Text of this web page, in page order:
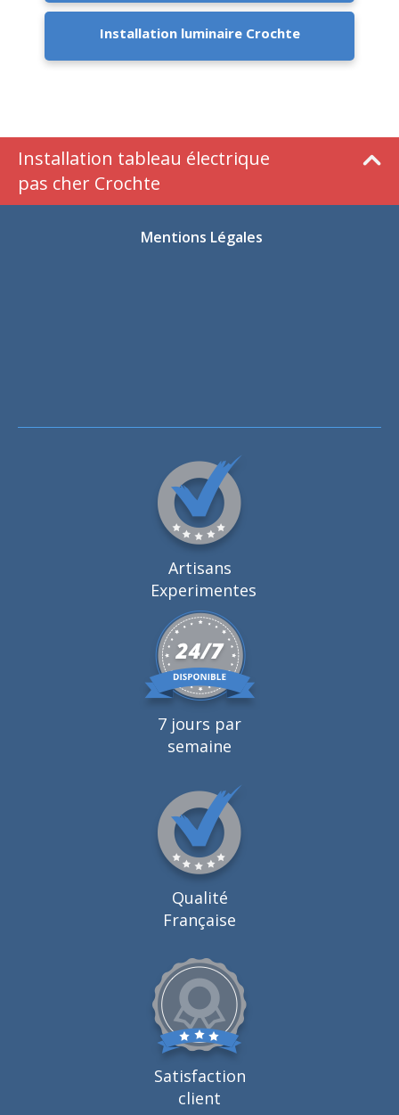
Installation luminaire Crochte
Installation tableau électrique
pas cher Crochte
Mentions Légales
Artisans
Experimentes
7 jours par
semaine
Qualité
Française
Satisfaction
client